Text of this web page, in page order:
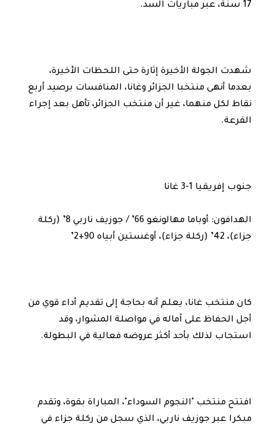
17 سنة، عبر مباريات السد.
شهدت الجولة الأخيرة إثارة حتى اللحظات الأخيرة،
بعدما أنهى منتخبا الجزائر وغانا، المنافسات برصيد أربع
نقاط لكل منهما، غير أن منتخب الجزائر، تأهل بعد إجراء
القرعة.
جنوب إفريقيا 1-3 غانا
الهدافون: أوباما مهالونغو 66’ / جوزيف ناربي 8’ (ركلة
جزاء)، 42’ (ركلة جزاء)، أوغستين أبياه 90+2’
كان منتخب غانا، يعلم أنه بحاجة إلى تقديم أداء قوي من
أجل الحفاظ على آماله في مواصلة المشوار، وقد
استجاب لذلك بأحد أكثر عروضه فعالية في البطولة.
افتتح منتخب "النجوم السوداء"، المباراة بقوة، وتقدم
مبكرا عبر جوزيف ناربي، الذي سجل من ركلة جزاء في